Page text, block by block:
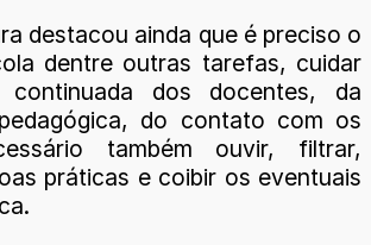
destacou ainda que é preciso o
dentre outras tarefas, cuidar
continuada dos docentes, da
do contato com os
também ouvir, filtrar,
práticas e coibir os eventuais